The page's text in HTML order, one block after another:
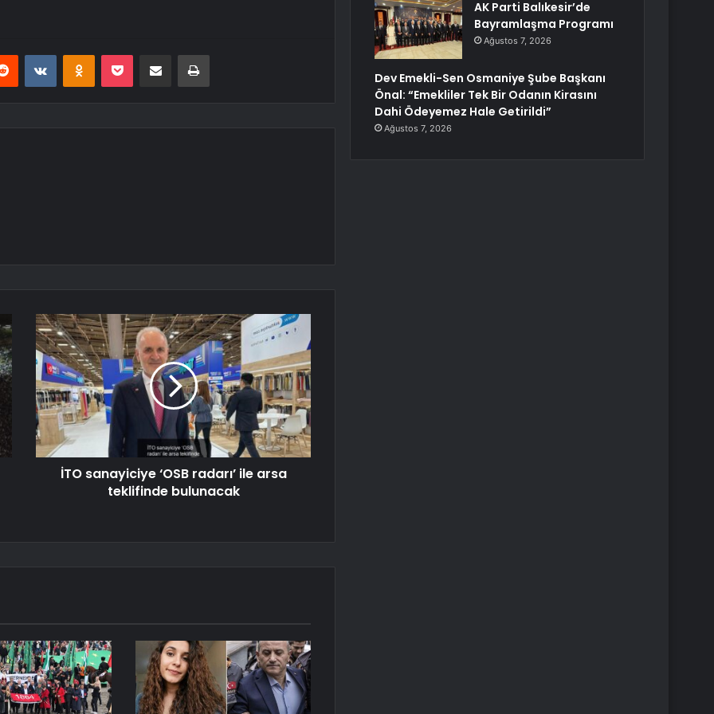
Reddit VKontakteOdnoklassniki
Pocket E-Posta ile paylaş Yazdır
İTO sanayiciye ‘OSB radarı’ ile arsa
teklifinde bulunacak
AK Parti Balıkesir’de
Bayramlaşma Programı
Ağustos 7, 2026
Dev Emekli-Sen Osmaniye Şube Başkanı
Önal: “Emekliler Tek Bir Odanın Kirasını
Dahi Ödeyemez Hale Getirildi”
Ağustos 7, 2026